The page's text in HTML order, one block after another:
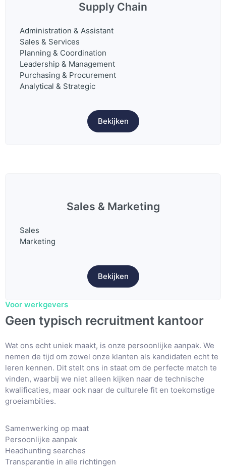
Supply Chain
Administration & Assistant
Sales & Services
Planning & Coordination
Leadership & Management
Purchasing & Procurement
Analytical & Strategic
Bekijken
Sales & Marketing
Sales
Marketing
Bekijken
Voor werkgevers
Geen typisch recruitment kantoor
Wat ons echt uniek maakt, is onze persoonlijke aanpak. We
nemen de tijd om zowel onze klanten als kandidaten echt te
leren kennen. Dit stelt ons in staat om de perfecte match te
vinden, waarbij we niet alleen kijken naar de technische
kwalificaties, maar ook naar de culturele fit en toekomstige
groeiambities.
Samenwerking op maat
Persoonlijke aanpak
Headhunting searches
Transparantie in alle richtingen